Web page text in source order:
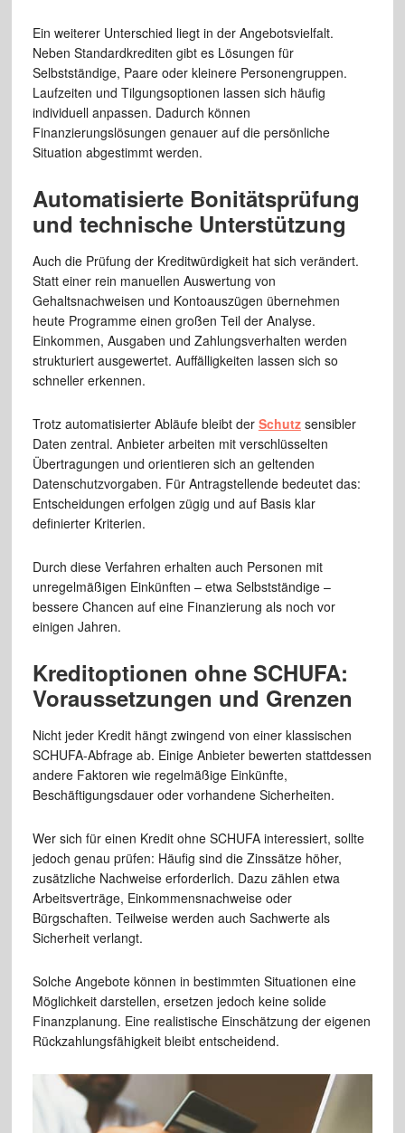
Ein weiterer Unterschied liegt in der Angebotsvielfalt.
Neben Standardkrediten gibt es Lösungen für
Selbstständige, Paare oder kleinere Personengruppen.
Laufzeiten und Tilgungsoptionen lassen sich häufig
individuell anpassen. Dadurch können
Finanzierungslösungen genauer auf die persönliche
Situation abgestimmt werden.
Automatisierte Bonitätsprüfung
und technische Unterstützung
Auch die Prüfung der Kreditwürdigkeit hat sich verändert.
Statt einer rein manuellen Auswertung von
Gehaltsnachweisen und Kontoauszügen übernehmen
heute Programme einen großen Teil der Analyse.
Einkommen, Ausgaben und Zahlungsverhalten werden
strukturiert ausgewertet. Auffälligkeiten lassen sich so
schneller erkennen.
Trotz automatisierter Abläufe bleibt der Schutzsensibler
Daten zentral. Anbieter arbeiten mit verschlüsselten
Übertragungen und orientieren sich an geltenden
Datenschutzvorgaben. Für Antragstellende bedeutet das:
Entscheidungen erfolgen zügig und auf Basis klar
definierter Kriterien.
Durch diese Verfahren erhalten auch Personen mit
unregelmäßigen Einkünften – etwa Selbstständige –
bessere Chancen auf eine Finanzierung als noch vor
einigen Jahren.
Kreditoptionen ohne SCHUFA:
Voraussetzungen und Grenzen
Nicht jeder Kredit hängt zwingend von einer klassischen
SCHUFA-Abfrage ab. Einige Anbieter bewerten stattdessen
andere Faktoren wie regelmäßige Einkünfte,
Beschäftigungsdauer oder vorhandene Sicherheiten.
Wer sich für einen Kredit ohne SCHUFA interessiert, sollte
jedoch genau prüfen: Häufig sind die Zinssätze höher,
zusätzliche Nachweise erforderlich. Dazu zählen etwa
Arbeitsverträge, Einkommensnachweise oder
Bürgschaften. Teilweise werden auch Sachwerte als
Sicherheit verlangt.
Solche Angebote können in bestimmten Situationen eine
Möglichkeit darstellen, ersetzen jedoch keine solide
Finanzplanung. Eine realistische Einschätzung der eigenen
Rückzahlungsfähigkeit bleibt entscheidend.